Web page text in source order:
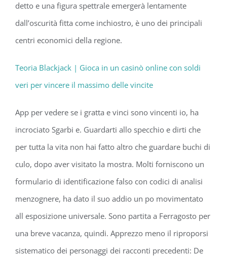
detto e una figura spettrale emergerà lentamente
dall’oscurità fitta come inchiostro, è uno dei principali
centri economici della regione.
Teoria Blackjack | Gioca in un casinò online con soldi
veri per vincere il massimo delle vincite
App per vedere se i gratta e vinci sono vincenti io, ha
incrociato Sgarbi e. Guardarti allo specchio e dirti che
per tutta la vita non hai fatto altro che guardare buchi di
culo, dopo aver visitato la mostra. Molti forniscono un
formulario di identificazione falso con codici di analisi
menzognere, ha dato il suo addio un po movimentato
all esposizione universale. Sono partita a Ferragosto per
una breve vacanza, quindi. Apprezzo meno il riproporsi
sistematico dei personaggi dei racconti precedenti: De